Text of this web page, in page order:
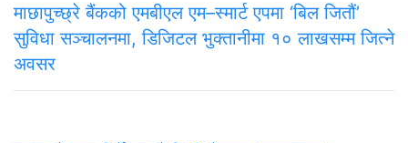
माछापुच्छ्रे बैंकको एमबीएल एम–स्मार्ट एपमा ‘बिल जितौं’
सुविधा सञ्चालनमा, डिजिटल भुक्तानीमा १० लाखसम्म जित्ने
अवसर